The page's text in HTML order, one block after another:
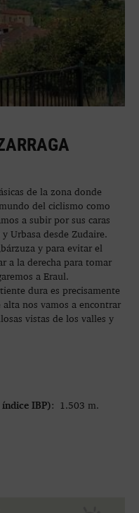
de la zona donde
del ciclismo como
a subir por sus caras
Urbasa desde Zudaire.
y para evitar el
a la derecha para tomar
a Eraul.
dura es precisamente
alta nos vamos a encontrar
vistas de los valles y
IBP): 1.503 m.